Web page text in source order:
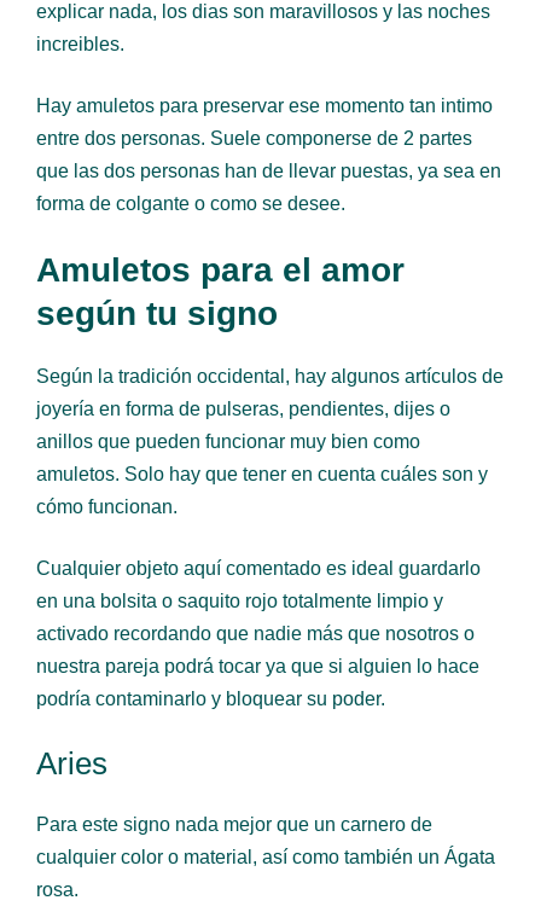
explicar nada, los dias son maravillosos y las noches
increibles.
Hay amuletos para preservar ese momento tan intimo
entre dos personas. Suele componerse de 2 partes
que las dos personas han de llevar puestas, ya sea en
forma de colgante o como se desee.
Amuletos para el amor
según tu signo
Según la tradición occidental, hay algunos artículos de
joyería en forma de pulseras, pendientes, dijes o
anillos que pueden funcionar muy bien como
amuletos. Solo hay que tener en cuenta cuáles son y
cómo funcionan.
Cualquier objeto aquí comentado es ideal guardarlo
en una bolsita o saquito rojo totalmente limpio y
activado recordando que nadie más que nosotros o
nuestra pareja podrá tocar ya que si alguien lo hace
podría contaminarlo y bloquear su poder.
Aries
Para este signo nada mejor que un carnero de
cualquier color o material, así como también un Ágata
rosa.